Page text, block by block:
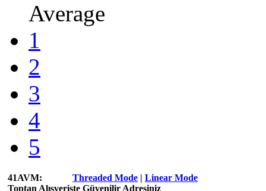
Average
1
2
3
4
5
Threaded Mode | Linear Mode
41AVM:
Toptan Alışverişte Güvenilir Adresiniz